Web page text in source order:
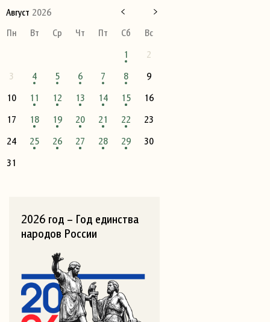
Август 2026
Пн
Вт Ср Чт Пт Сб
Вс
1
2
3
4 5 6 7 8
9
10
11 12 13 14 15
16
17
18 19 20 21 22
23
24
25 26 27 28 29
30
31
2026 год – Год единства
народов России